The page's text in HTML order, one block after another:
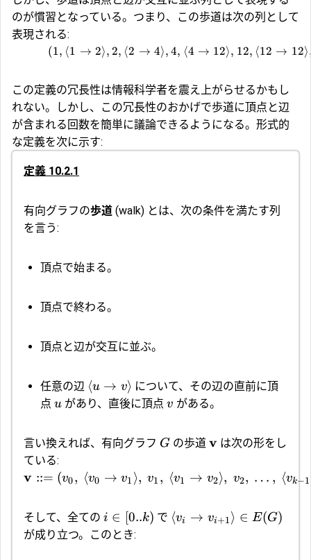
のが慣習となっている。つまり、この歩道は次の列として
表現される:
(1, ⟨1 → 2⟩,2, ⟨2 → 4⟩, 4, ⟨4 → 12⟩, 12, ⟨12 → 12⟩
この定義の冗長性は情報科学者を震え上がらせるかもし
れない。しかし、この冗長性のおかげで歩道に頂点と辺
が含まれる回数を簡単に議論できるようになる。形式的
な定義を次に示す:
定義 10.2.1
有向グラフの歩道 (walk) とは、次の条件を満たす列
を言う:
頂点で始まる。
頂点で終わる。
頂点と辺が交互に並ぶ。
任意の辺 ⟨u → v⟩ について、その辺の直前に頂
点 u があり、直後に頂点 v がある。
言い換えれば、有向グラフ G の歩道 v は次の形をし
ている:
v ::= (v0, ⟨v0 → v1 ⟩, v1 , ⟨v1 → v2⟩, v2, … , ⟨vk−1
そして、全ての i ∈ [0..k) で ⟨vi → vi+1⟩ ∈ E(G)
が成り立つ。このとき: